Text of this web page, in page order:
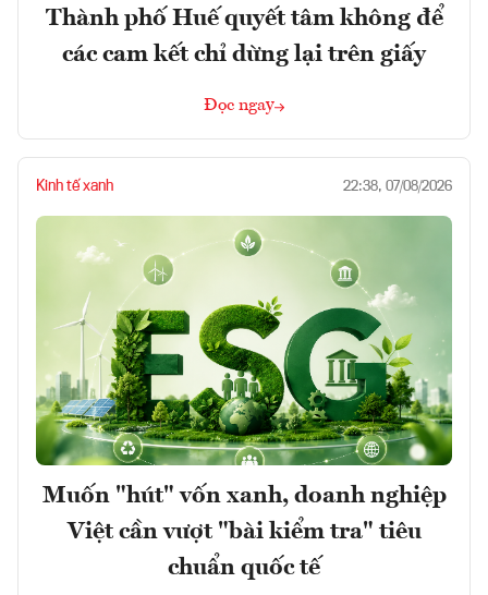
Thành phố Huế quyết tâm không để
các cam kết chỉ dừng lại trên giấy
Đọc ngay
Kinh tế xanh 22:38, 07/08/2026
Muốn "hút" vốn xanh, doanh nghiệp
Việt cần vượt "bài kiểm tra" tiêu
chuẩn quốc tế